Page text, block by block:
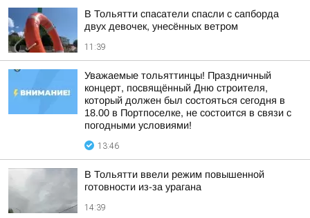
В Тольятти спасатели спасли с сапборда
двух девочек, унесённых ветром
11:39
Уважаемые тольяттинцы! Праздничный
концерт, посвящённый Дню строителя,
который должен был состояться сегодня в
18.00 в Портпоселке, не состоится в связи с
погодными условиями!
13:46
В Тольятти ввели режим повышенной
готовности из-за урагана
14:39